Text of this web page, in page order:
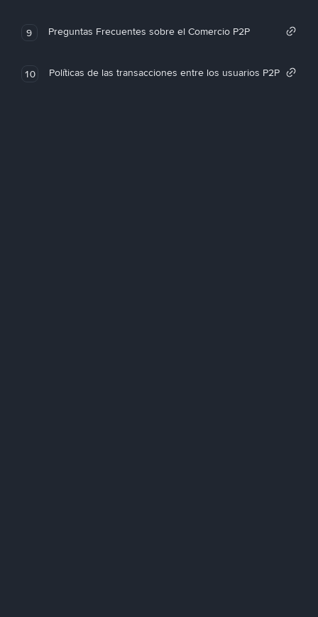
9 Preguntas Frecuentes sobre el Comercio P2P
10 Políticas de las transacciones entre los usuarios P2P